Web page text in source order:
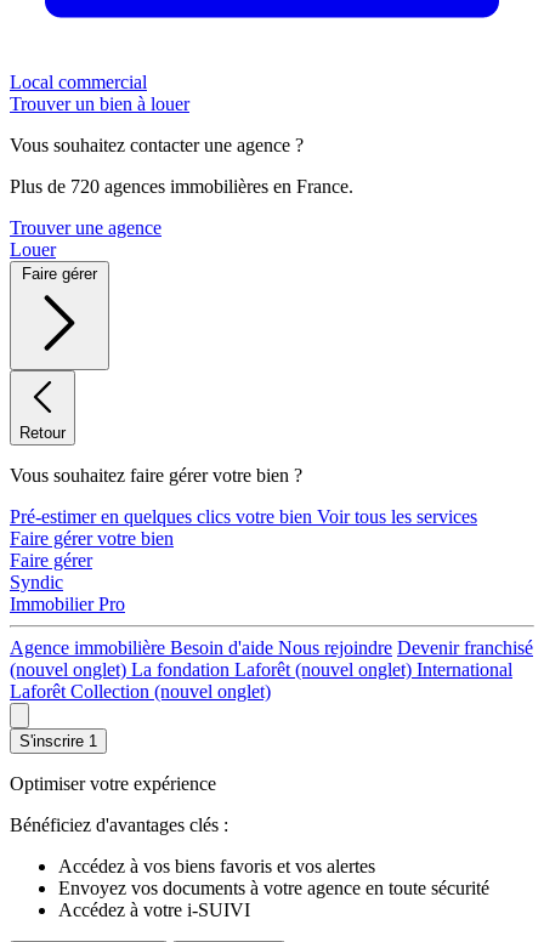
Local commercial
Trouver un bien à louer
Vous souhaitez contacter une agence ?
Plus de 720 agences immobilières en France.
Trouver une agence
Louer
Faire gérer
Retour
Vous souhaitez faire gérer votre bien ?
Pré-estimer en quelques clics votre bien Voir tous les services
Faire gérer votre bien
Faire gérer
Syndic
Immobilier Pro
Agence immobilière Besoin d'aide Nous rejoindre Devenir franchisé
(nouvel onglet) La fondation Laforêt (nouvel onglet) International
Laforêt Collection (nouvel onglet)
S'inscrire 1
Optimiser votre expérience
Bénéficiez d'avantages clés :
Accédez à vos biens favoris et vos alertes
Envoyez vos documents à votre agence en toute sécurité
Accédez à votre i-SUIVI